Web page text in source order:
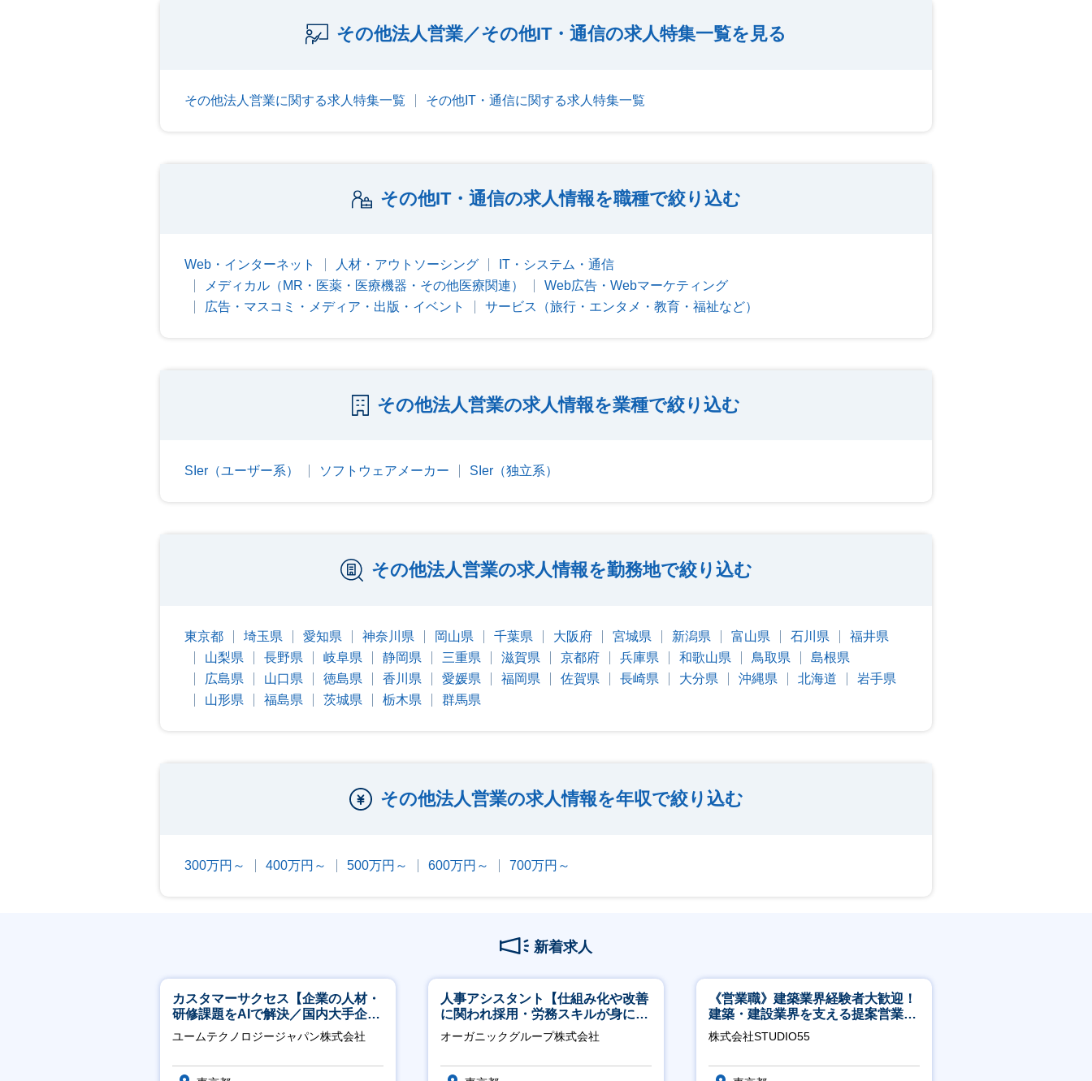
その他法人営業／その他IT・通信の求人特集一覧を見る
その他法人営業に関する求人特集一覧 その他IT・通信に関する求人特集一覧
その他IT・通信の求人情報を職種で絞り込む
Web・インターネット 人材・アウトソーシング
IT・システム・通信
メディカル（MR・医薬・医療機器・その他医療関連）
Web広告・Webマーケティング
広告・マスコミ・メディア・出版・イベント
サービス（旅行・エンタメ・教育・福祉など）
その他法人営業の求人情報を業種で絞り込む
SIer（ユーザー系） ソフトウェアメーカー SIer（独立系）
その他法人営業の求人情報を勤務地で絞り込む
東京都 埼玉県 愛知県 神奈川県 岡山県 千葉県 大阪府 宮城県 新潟県 富山県 石川県
福井県
山梨県
長野県 岐阜県 静岡県 三重県 滋賀県 京都府 兵庫県 和歌山県 鳥取県
島根県
広島県
山口県 徳島県 香川県 愛媛県 福岡県 佐賀県 長崎県 大分県 沖縄県 北海道
岩手県
山形県
福島県 茨城県 栃木県 群馬県
その他法人営業の求人情報を年収で絞り込む
300万円～ 400万円～ 500万円～ 600万円～ 700万円～
新着求人
カスタマーサクセス【企業の人材・
研修課題をAIで解決／国内大手企業
約3万社導入／フレックス可】
ユームテクノロジージャパン株式会社
人事アシスタント【仕組み化や改善
に関われ採用・労務スキルが身につ
く環境／年商120億円超の事業会
社】
オーガニックグループ株式会社
《営業職》建築業界経験者大歓迎！
建築・建設業界を支える提案営業職
│年休125日◎フレックス
株式会社STUDIO55